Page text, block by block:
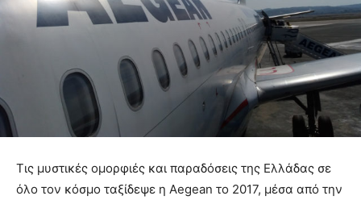
Tις μυστικές ομορφιές και παραδόσεις της Ελλάδας σε
όλο τον κόσμο ταξίδεψε η Aegean το 2017, μέσα από την